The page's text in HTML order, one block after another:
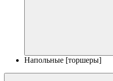
Напольные [торшеры]